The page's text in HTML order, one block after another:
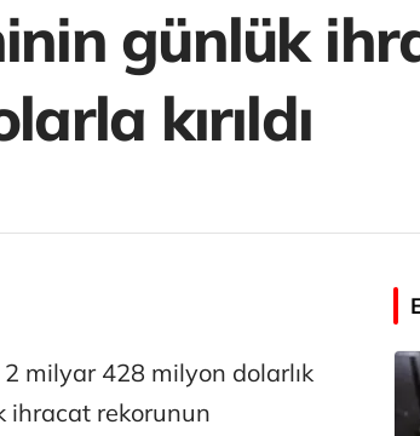
günlük
kırıldı
milyar 428 milyon dolarlık
ihracat rekorunun